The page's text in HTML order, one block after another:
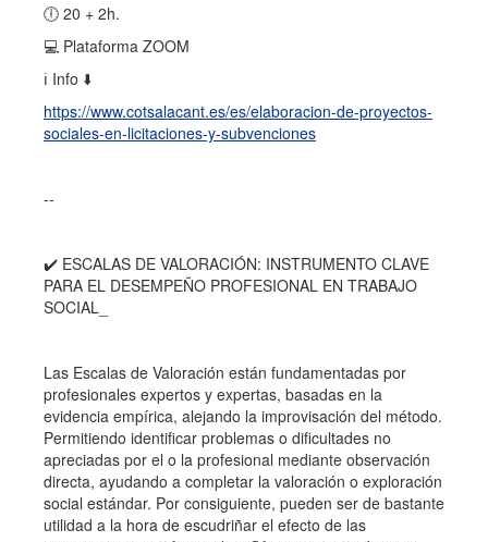
🕕 20 + 2h.
💻 Plataforma ZOOM
ℹ️ Info ⬇️
https://www.cotsalacant.es/es/elaboracion-de-proyectos-
sociales-en-licitaciones-y-subvenciones
--
✔️ ESCALAS DE VALORACIÓN: INSTRUMENTO CLAVE
PARA EL DESEMPEÑO PROFESIONAL EN TRABAJO
SOCIAL_
Las Escalas de Valoración están fundamentadas por
profesionales expertos y expertas, basadas en la
evidencia empírica, alejando la improvisación del método.
Permitiendo identificar problemas o dificultades no
apreciadas por el o la profesional mediante observación
directa, ayudando a completar la valoración o exploración
social estándar. Por consiguiente, pueden ser de bastante
utilidad a la hora de escudriñar el efecto de las